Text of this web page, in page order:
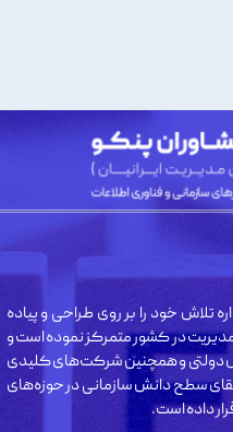
تلاش خود را بر روی طراحی و پیاده
در کشور متمرکز نموده است و
دولتی و همچنین شرکت‌های کلیدی
سطح دانش سازمانی در حوزه‌های
داده است.